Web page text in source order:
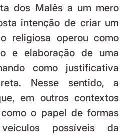
dos Malês a um mero
intenção de criar um
religiosa operou como
e elaboração de uma
como justificativa
Nesse sentido, a
em outros contextos
o papel de formas
possíveis da